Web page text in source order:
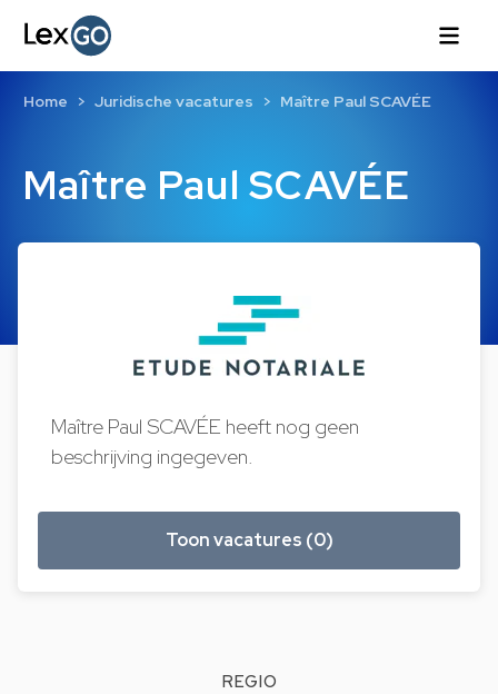
Maître Paul SCAVÉE
Home Juridische vacatures Maître Paul SCAVÉE
Maître Paul SCAVÉE heeft nog geen
beschrijving ingegeven.
Toon vacatures (0)
REGIO